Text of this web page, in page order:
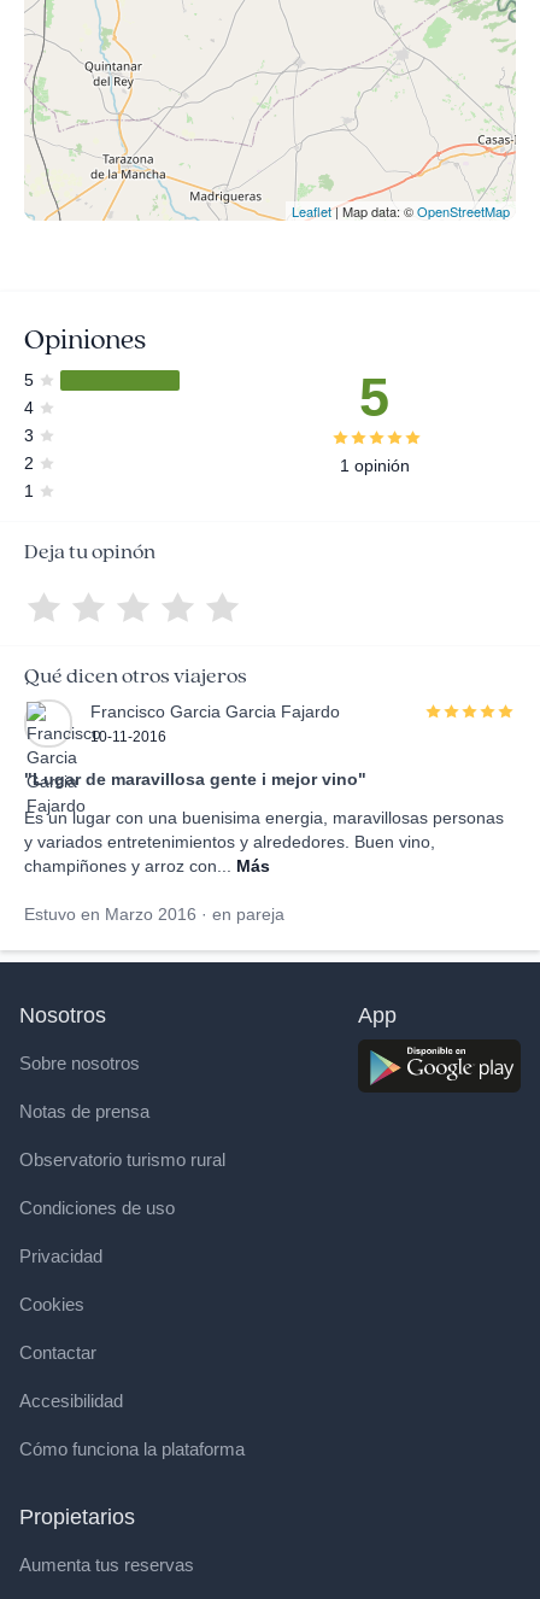
Leaflet| Map data: ©OpenStreetMap
Opiniones
5
4
3
2
1
5
1 opinión
Deja tu opinón
Qué dicen otros viajeros
Francisco Garcia Garcia Fajardo
10-11-2016
"Lugar de maravillosa gente i mejor vino"
Es un lugar con una buenisima energia, maravillosas personas
y variados entretenimientos y alrededores. Buen vino,
champiñones y arroz con...
Más
Estuvo en Marzo 2016 · en pareja
Nosotros
Sobre nosotros
Notas de prensa
Observatorio turismo rural
Condiciones de uso
Privacidad
Cookies
Contactar
Accesibilidad
Cómo funciona la plataforma
Propietarios
Aumenta tus reservas
App